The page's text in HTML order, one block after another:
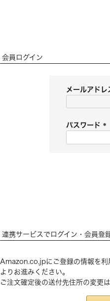
会員ログイン
メールアドレ
パスワード
連携サービスでログイン・会員登
Amazon.co.jpにご登録の情報を利
よりお進みください。
ご注文確定後の送付先住所の変更